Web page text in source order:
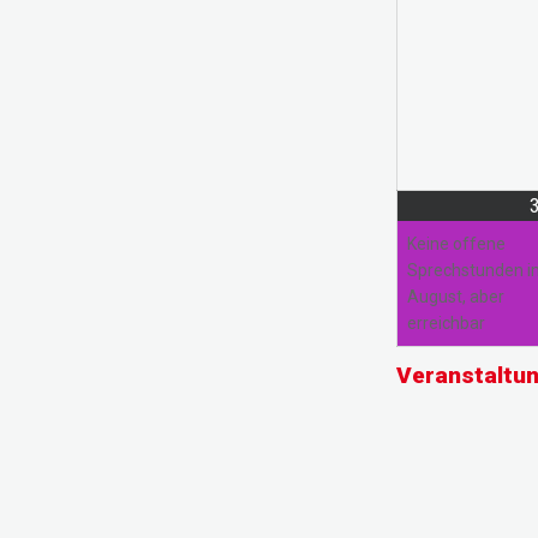
Keine offene
Sprechstunden
August, aber
erreichbar